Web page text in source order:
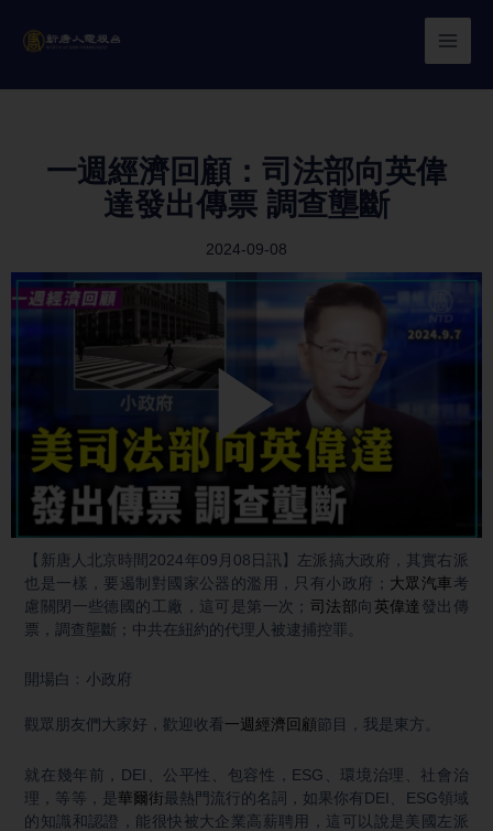
一週經濟回顧：司法部向英偉
達發出傳票 調查壟斷
2024-09-08
【新唐人北京時間2024年09月08日訊】左派搞大政府，其實右派
也是一樣，要遏制對國家公器的濫用，只有小政府； 大眾汽車考
慮關閉一些德國的工廠，這可是第一次； 司法部向英偉達 發出傳
票，調查壟斷；中共在紐約的代理人被逮捕控罪。
開場白﹕小政府
觀眾朋友們大家好，歡迎收看一週經濟回顧節目，我是東方。
就在幾年前，DEI、公平性、包容性，ESG、環境治理、社會治
理，等等，是華爾街最熱門流行的名詞，如果你有DEI、ESG領域
的知識和認證，能很快被大企業高薪聘用，這可以說是美國左派